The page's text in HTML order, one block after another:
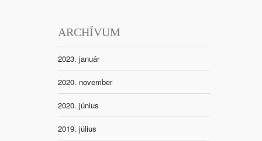
ARCHÍVUM
2023. január
2020. november
2020. június
2019. július